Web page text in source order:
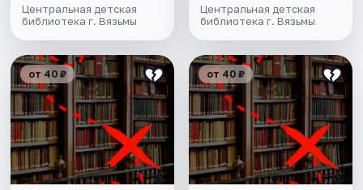
Центральная детская
библиотека г. Вязьмы
Центральная детская
библиотека г. Вязьмы
от 40 ₽ от 40 ₽